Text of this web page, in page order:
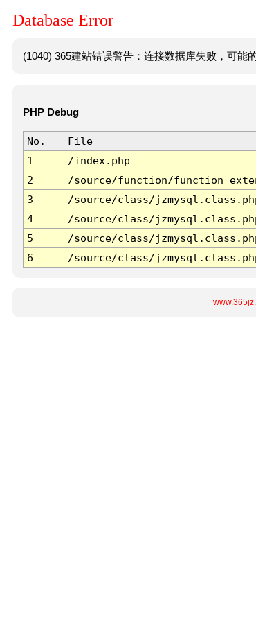
Database Error
(1040) 365建站错误警告：连接数据库失败，可能
PHP Debug
No. File
1
/index.php
2
/source/function/
3
/source/class/
4
/source/class/
5
/source/class/
6
/source/class/